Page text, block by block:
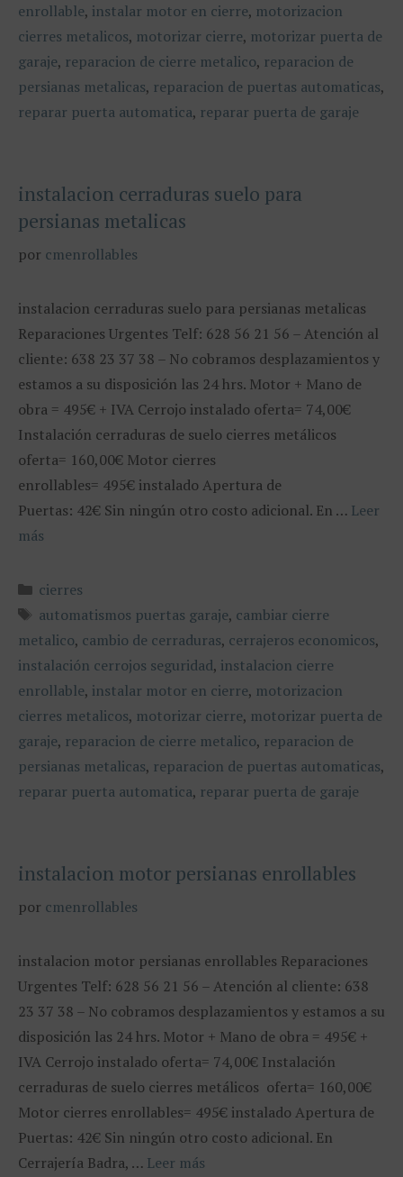
enrollable, instalar motor en cierre, motorizacion
cierres metalicos, motorizar cierre, motorizar puerta de
garaje, reparacion de cierre metalico, reparacion de
persianas metalicas, reparacion de puertas automaticas,
reparar puerta automatica, reparar puerta de garaje
instalacion cerraduras suelo para
persianas metalicas
por cmenrollables
instalacion cerraduras suelo para persianas metalicas
Reparaciones Urgentes Telf: 628 56 21 56 – Atención al
cliente: 638 23 37 38 – No cobramos desplazamientos y
estamos a su disposición las 24 hrs. Motor + Mano de
obra = 495€ + IVA Cerrojo instalado oferta= 74,00€
Instalación cerraduras de suelo cierres metálicos
oferta= 160,00€ Motor cierres
enrollables= 495€ instalado Apertura de
Puertas: 42€ Sin ningún otro costo adicional. En … Leer
más
Categorías
cierres
Etiquetas
automatismos puertas garaje, cambiar cierre
metalico, cambio de cerraduras, cerrajeros economicos,
instalación cerrojos seguridad, instalacion cierre
enrollable, instalar motor en cierre, motorizacion
cierres metalicos, motorizar cierre, motorizar puerta de
garaje, reparacion de cierre metalico, reparacion de
persianas metalicas, reparacion de puertas automaticas,
reparar puerta automatica, reparar puerta de garaje
instalacion motor persianas enrollables
por cmenrollables
instalacion motor persianas enrollables Reparaciones
Urgentes Telf: 628 56 21 56 – Atención al cliente: 638
23 37 38 – No cobramos desplazamientos y estamos a su
disposición las 24 hrs. Motor + Mano de obra = 495€ +
IVA Cerrojo instalado oferta= 74,00€ Instalación
cerraduras de suelo cierres metálicos oferta= 160,00€
Motor cierres enrollables= 495€ instalado Apertura de
Puertas: 42€ Sin ningún otro costo adicional. En
Cerrajería Badra, … Leer más